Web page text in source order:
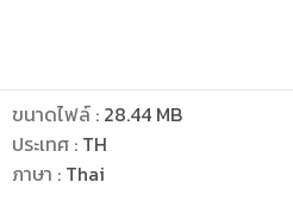
ดูแล"
งความเป็นโสดอยู่จะรีบจองบ้านค
ขนาดไฟล์: 28.44 MB
ประเทศ : TH
ภาษา : Thai